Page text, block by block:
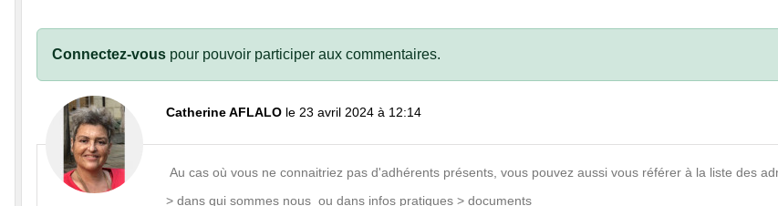
Connectez-vous pour pouvoir participer aux commentaires.
Catherine AFLALO le 23 avril 2024 à 12:14
Au cas où vous ne connaitriez pas d'adhérents présents, vous pouvez aussi vous référer à la liste des
> dans qui sommes nous ou dans infos pratiques > documents